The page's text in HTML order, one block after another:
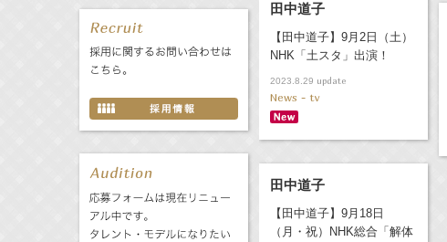
田中道子
【田中道子】9月2日（土）
NHK「土スタ」出演！
2023.8.29 update
News - tv
田中道子
【田中道子】9月18日
（月・祝）NHK総合「解体